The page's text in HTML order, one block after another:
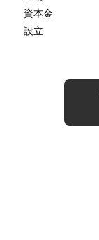
資本金
設立